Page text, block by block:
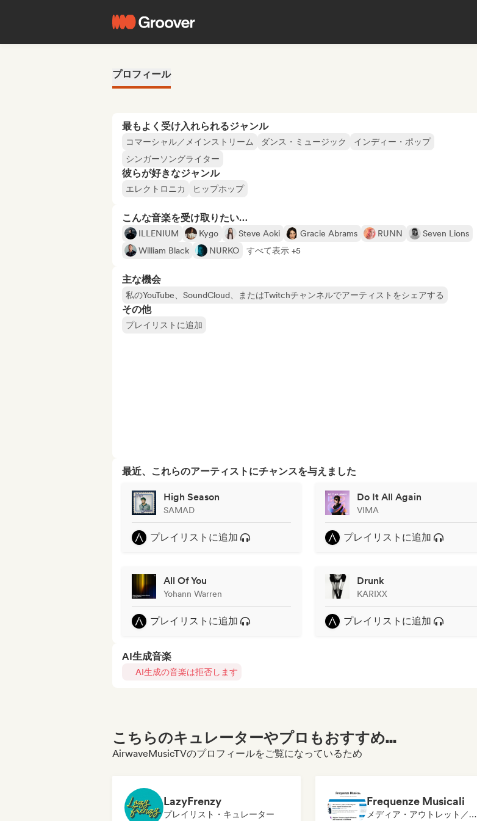
プロフィール
最もよく受け入れられるジャンル
コマーシャル／メインストリーム ダンス・ミュージック
インディー・ポップ
シンガーソングライター
彼らが好きなジャンル
エレクトロニカ ヒップホップ
こんな音楽を受け取りたい…
ILLENIUM Kygo Steve Aoki Gracie Abrams RUNN
Seven Lions
William Black
NURKO すべて表示 +5
主な機会
私のYouTube、SoundCloud、またはTwitchチャンネルでアーティストをシェアする
その他
プレイリストに追加
最近、これらのアーティストにチャンスを与えました
High Season
SAMAD
プレイリストに追加
Do It All Again
VIMA
プレイリストに追加
All Of You
Yohann Warren
プレイリストに追加
Drunk
KARIXX
プレイリストに追加
AI生成音楽
AI生成の音楽は拒否します
こちらのキュレーターやプロもおすすめ...
AirwaveMusicTVのプロフィールをご覧になっているため
LazyFrenzy
プレイリスト・キュレーター
Frequenze Musicali
メディア・アウトレット／ジャーナリスト